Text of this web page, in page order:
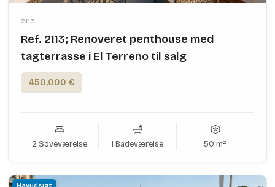
2113
Ref. 2113; Renoveret penthouse med
tagterrasse i El Terreno til salg
450,000 €
2 Soveværelse 1 Badeværelse 50 m²